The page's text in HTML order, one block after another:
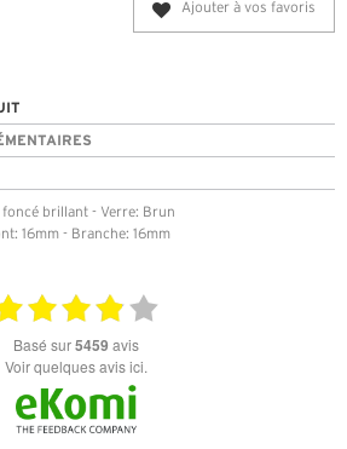
Ajouter à vos favoris
foncé brillant - Verre: Brun
16mm - Branche: 16mm
basé sur5459 avis
Voir quelques avis ici.